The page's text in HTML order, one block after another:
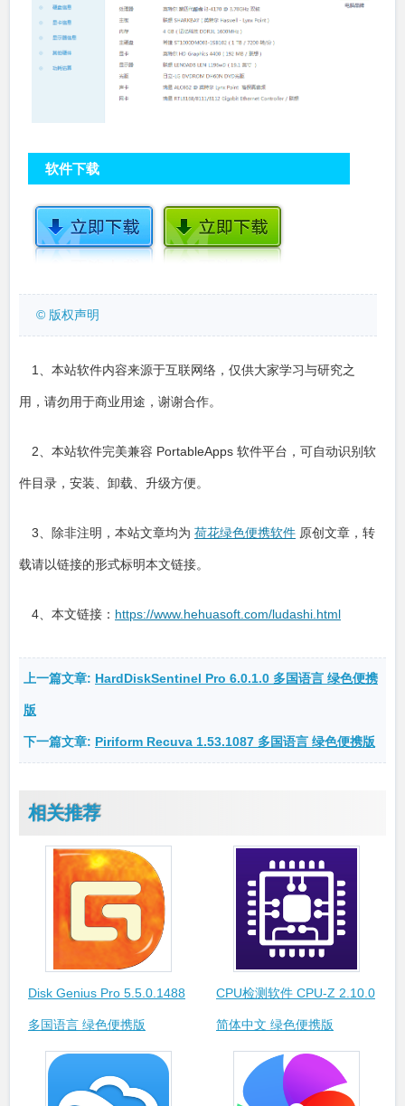
软件下载
© 版权声明
1、本站软件内容来源于互联网络，仅供大家学习与研究之
用，请勿用于商业用途，谢谢合作。
2、本站软件完美兼容 PortableApps 软件平台，可自动识别软
件目录，安装、卸载、升级方便。
3、除非注明，本站文章均为 荷花绿色便携软件 原创文章，转
载请以链接的形式标明本文链接。
4、本文链接： https://www.hehuasoft.com/ludashi.html
上一篇文章: HardDiskSentinel Pro 6.0.1.0 多国语言 绿色便携
版
下一篇文章: Piriform Recuva 1.53.1087 多国语言 绿色便携版
相关推荐
Disk Genius Pro 5.5.0.1488
多国语言 绿色便携版
CPU检测软件 CPU-Z 2.10.0
简体中文 绿色便携版